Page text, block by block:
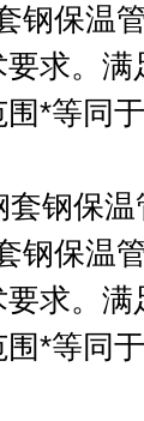
钢保温
求。满
*等同于
钢保温
钢保温
求。满
*等同于